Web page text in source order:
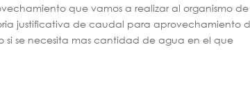
que vamos a realizar al organismo de
justificativa de caudal para aprovechamiento
si se necesita mas cantidad de agua en el que